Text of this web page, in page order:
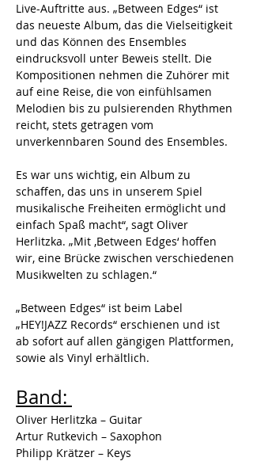
Live-Auftritte aus. „Between Edges“ ist
das neueste Album, das die Vielseitigkeit
und das Können des Ensembles
eindrucksvoll unter Beweis stellt. Die
Kompositionen nehmen die Zuhörer mit
auf eine Reise, die von einfühlsamen
Melodien bis zu pulsierenden Rhythmen
reicht, stets getragen vom
unverkennbaren Sound des Ensembles.
Es war uns wichtig, ein Album zu
schaffen, das uns in unserem Spiel
musikalische Freiheiten ermöglicht und
einfach Spaß macht“, sagt Oliver
Herlitzka. „Mit ‚Between Edges‘ hoffen
wir, eine Brücke zwischen verschiedenen
Musikwelten zu schlagen.“
„Between Edges“ ist beim Label
„HEY!JAZZ Records“ erschienen und ist
ab sofort auf allen gängigen Plattformen,
sowie als Vinyl erhältlich.
Band:
Oliver Herlitzka – Guitar
Artur Rutkevich – Saxophon
Philipp Krätzer – Keys